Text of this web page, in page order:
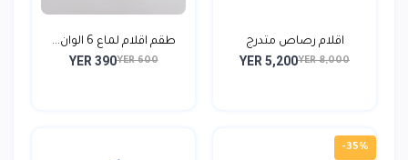
اقلام رصاص متدرج
ستيدلر...YER 8,000
YER 5,200
طقم اقلام لماع 6 الوان...
YER 600
YER 390
-35%